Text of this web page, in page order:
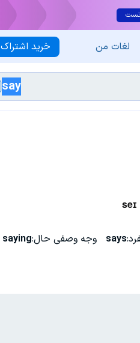
خرید اشتراک لغات من
seɪ
says وجه وصفی حال:saying